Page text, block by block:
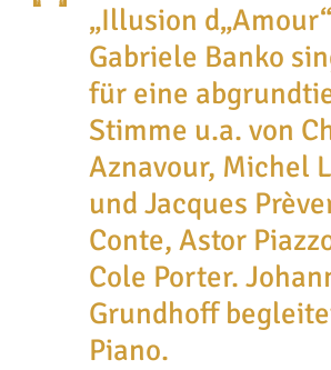
„Illusion
Gabriele Banko
für eine
Stimme u.a. von
Aznavour, Michel
und Jacques
Conte, Astor
Cole Porter.
Grundhoff
Piano.